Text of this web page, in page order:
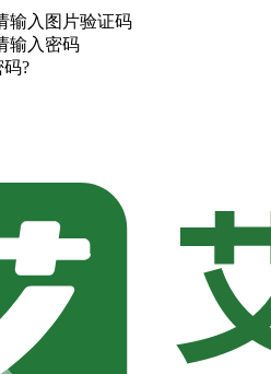
输入图片验证码
输入密码
?